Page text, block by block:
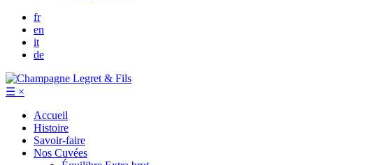
fr
en
it
de
☰ ×
Accueil
Histoire
Savoir-faire
Nos Cuvées